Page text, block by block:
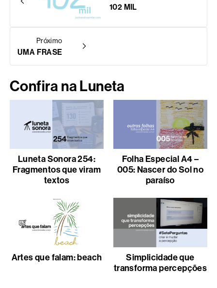
102 MIL
Próximo
UMA FRASE
Confira na Luneta
Luneta Sonora 254:
Fragmentos que viram
textos
Folha Especial A4 –
005: Nascer do Sol no
paraíso
Artes que falam: beach
Simplicidade que
transforma percepções